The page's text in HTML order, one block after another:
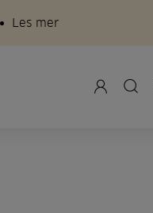
Les mer